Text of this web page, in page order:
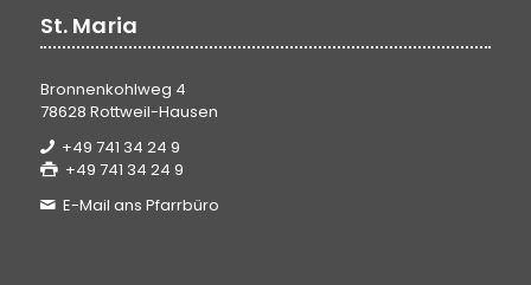
St. Maria
Bronnenkohlweg 4
78628 Rottweil-Hausen
+49 741 34 24 9
+49 741 34 24 9
E-Mail ans Pfarrbüro